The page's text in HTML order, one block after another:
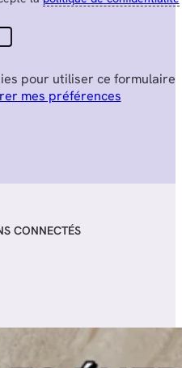
pour utiliser ce formulaire
mes préférences
CONNECTÉS